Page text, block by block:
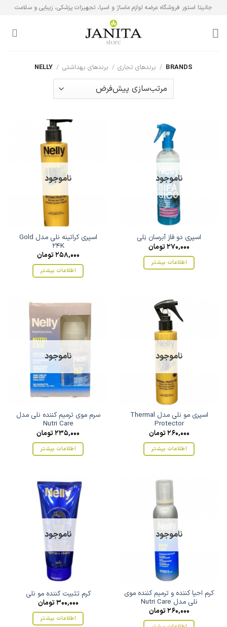
content
جانیتا استور فروشگاه عرضه لوازم ماساژ و اسپا، تجهیزات پزشکی، زیبایی و سلامت
BRANDS
/ برندهای تجاری / برندهای بهداشتی /
ناموجود
اسپری دو فاز آبرسان نِلی
270,000تومان
اطلاعات بیشتر
ناموجود
اسپری کراتینه نلی مدل Gold
24K
258,000تومان
اطلاعات بیشتر
ناموجود
اسپری مو نلی مدل Thermal
Protector
260,000تومان
اطلاعات بیشتر
ناموجود
سرم موی ترمیم کننده نلی مدل
Nutri Care
235,000تومان
اطلاعات بیشتر
ناموجود
کرم احیا کننده و ترمیم کننده موی
نلی مدل Nutri Care
260,000تومان
ناموجود
کرم تثبیت کننده مو نلی
300,000تومان
اطلاعات بیشتر